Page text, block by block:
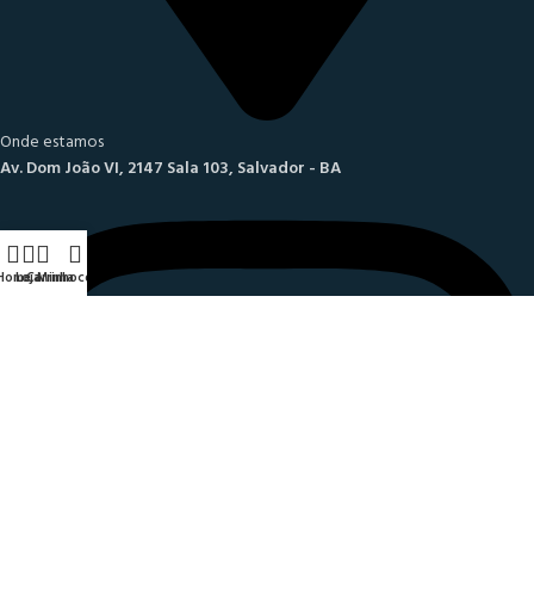
Onde estamos
Av. Dom João VI, 2147 Sala 103, Salvador - BA
LojaCarrinho
Minha conta